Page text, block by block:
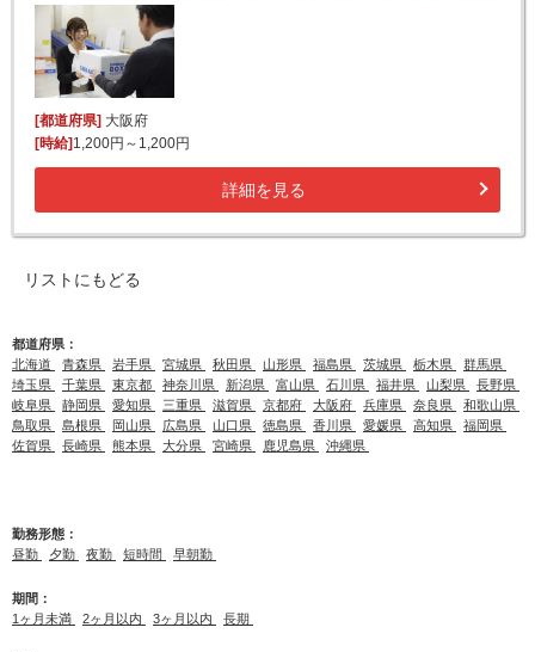
[都道府県] 大阪府
[時給] 1,200円～1,200円
詳細を見る
リストにもどる
都道府県：
北海道
青森県 岩手県 宮城県 秋田県 山形県 福島県 茨城県 栃木県
群馬県
埼玉県
千葉県 東京都 神奈川県 新潟県 富山県 石川県 福井県 山梨県
長野県
岐阜県
静岡県 愛知県 三重県 滋賀県 京都府 大阪府 兵庫県 奈良県
和歌山県
鳥取県
島根県 岡山県 広島県 山口県 徳島県 香川県 愛媛県 高知県
福岡県
佐賀県
長崎県 熊本県 大分県 宮崎県 鹿児島県 沖縄県
勤務形態：
昼勤
夕勤 夜勤 短時間 早朝勤
期間：
1ヶ月未満
2ヶ月以内 3ヶ月以内 長期